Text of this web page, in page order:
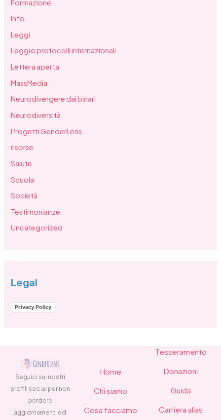
Formazione
Info
Leggi
Leggi e protocolli internazionali
Lettera aperta
MassMedia
Neurodivergere dai binari
Neurodiversità
Progetti GenderLens
risorse
Salute
Scuola
Società
Testimonianze
Uncategorized
Legal
Privacy Policy
Seguici sui nostri
profili social per non
perdere
aggiornamenti ed
Home
Chi siamo
Cosa facciamo
Tesseramento
Donazioni
Guida
Carriera alias